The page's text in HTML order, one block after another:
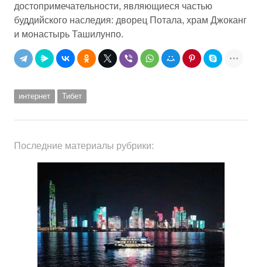
достопримечательности, являющиеся частью
буддийского наследия: дворец Потала, храм Джоканг
и монастырь Ташилунпо.
интернет Тибет
Последние материалы рубрики: